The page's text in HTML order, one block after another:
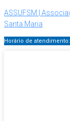
ASSUFSM |
Santa Maria
Horário de atendimento: